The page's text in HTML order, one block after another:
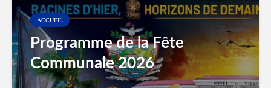
ACCUEIL
Programme de la Fête
Communale 2026